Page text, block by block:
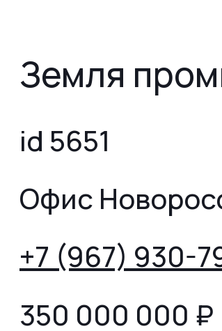
Земля
id 5651
Офис
+7 (967) 930-
350 000 000 ₽